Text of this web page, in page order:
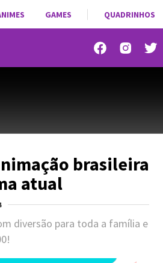
GAMES QUADRINHOS
brasileira
atual
diversão para toda a família e